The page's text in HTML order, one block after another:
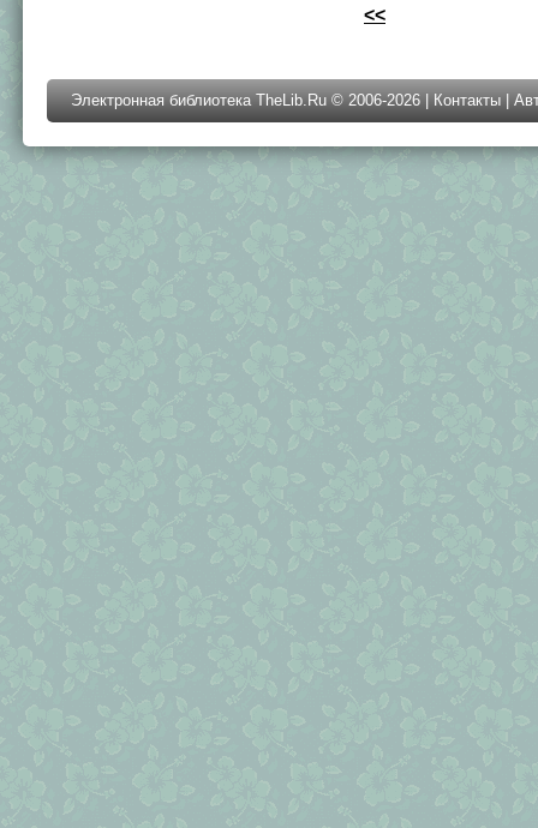
<<
Электронная библиотека TheLib.Ru © 2006-2026 | Контакты |